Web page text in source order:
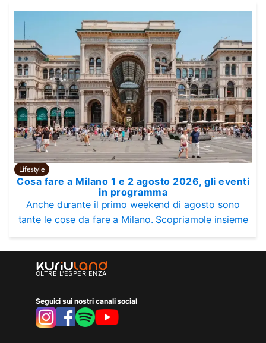
Lifestyle
Cosa fare a Milano 1 e 2 agosto 2026, gli eventi
in programma
Anche durante il primo weekend di agosto sono
tante le cose da fare a Milano. Scopriamole insieme
OLTRE L'ESPERIENZA
Seguici sui nostri canali social